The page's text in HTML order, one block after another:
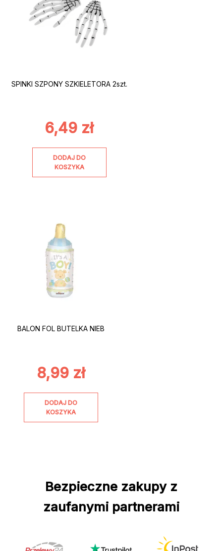
SPINKI SZPONY SZKIELETORA 2szt.
6,49 zł
DODAJ DO
KOSZYKA
BALON FOL BUTELKA NIEB
8,99 zł
DODAJ DO
KOSZYKA
Bezpieczne zakupy z
zaufanymi partnerami